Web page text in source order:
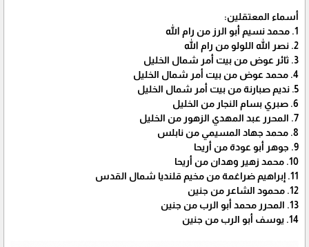
أسماء المعتقلين:
1. محمد نسيم أبو الرز من رام الله
2. نصر الله اللولو من رام الله
3. ثائر عوض من بيت أمر شمال الخليل
4. محمد عوض من بيت أمر شمال الخليل
5. نديم صبارنة من بيت أمر شمال الخليل
6. صبري بسام النجار من الخليل
7. المحرر عبد المهدي الزهور من الخليل
8. محمد جهاد المسيمي من نابلس
9. جوهر أبو عودة من أريحا
10. محمد زهير وهدان من أريحا
11. إبراهيم ضراغمة من مخيم قلنديا شمال القدس
12. محمود الشاعر من جنين
13. المحرر محمد أبو الرب من جنين
14. يوسف أبو الرب من جنين